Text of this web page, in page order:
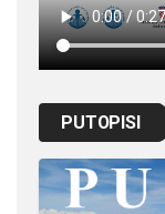
PUTOPISI